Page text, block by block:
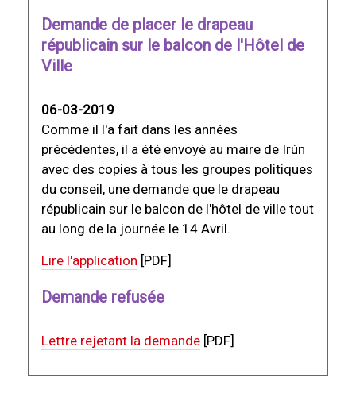
Demande de placer le drapeau
républicain sur le balcon de l'Hôtel de
Ville
06-03-2019
Comme il l'a fait dans les années
précédentes, il a été envoyé au maire de Irún
avec des copies à tous les groupes politiques
du conseil, une demande que le drapeau
républicain sur le balcon de l'hôtel de ville tout
au long de la journée le 14 Avril.
Lire l'application [PDF]
Demande refusée
Lettre rejetant la demande [PDF]